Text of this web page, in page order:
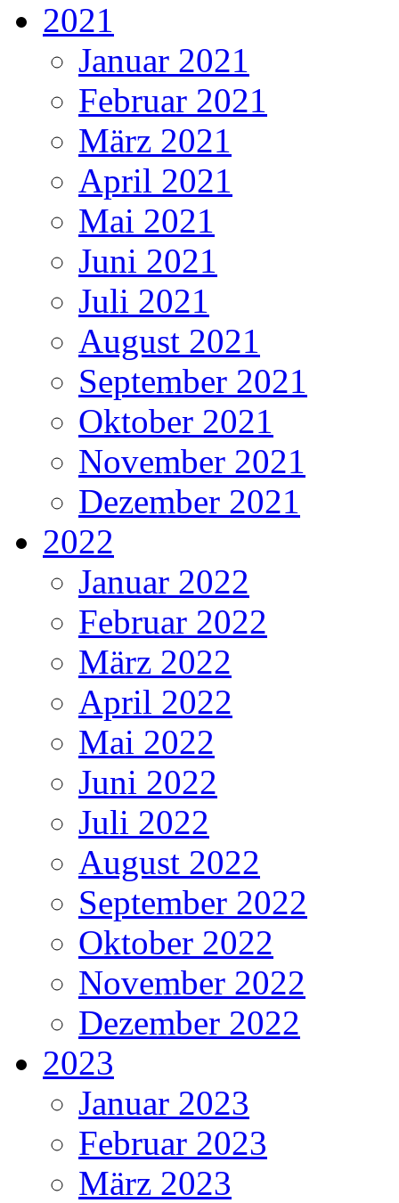
2021
Januar 2021
Februar 2021
März 2021
April 2021
Mai 2021
Juni 2021
Juli 2021
August 2021
September 2021
Oktober 2021
November 2021
Dezember 2021
2022
Januar 2022
Februar 2022
März 2022
April 2022
Mai 2022
Juni 2022
Juli 2022
August 2022
September 2022
Oktober 2022
November 2022
Dezember 2022
2023
Januar 2023
Februar 2023
März 2023